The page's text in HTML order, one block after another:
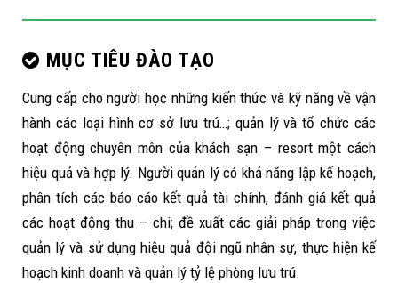
MỤC TIÊU ĐÀO TẠO
Cung cấp cho người học những kiến thức và kỹ năng về vận
hành các loại hình cơ sở lưu trú…; quản lý và tổ chức các
hoạt động chuyên môn của khách sạn – resort một cách
hiệu quả và hợp lý. Người quản lý có khả năng lập kế hoạch,
phân tích các báo cáo kết quả tài chính, đánh giá kết quả
các hoạt động thu – chi; đề xuất các giải pháp trong việc
quản lý và sử dụng hiệu quả đội ngũ nhân sự, thực hiện kế
hoạch kinh doanh và quản lý tỷ lệ phòng lưu trú.